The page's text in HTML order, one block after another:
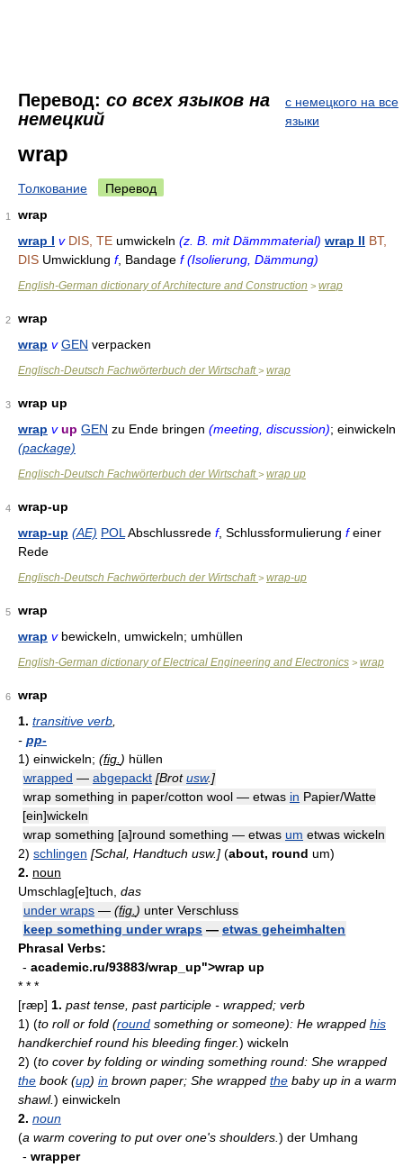
Перевод: со всех языков на
немецкий
с немецкого на все
языки
wrap
Толкование Перевод
1
wrap
wrap I v DIS, TE umwickeln (z. B. mit Dämmmaterial) wrap II BT,
DIS Umwicklung f, Bandage f (Isolierung, Dämmung)
English-German dictionary of Architecture and Construction > wrap
2
wrap
wrap v GEN verpacken
Englisch-Deutsch Fachwörterbuch der Wirtschaft> wrap
3
wrap up
wrap v up GEN zu Ende bringen (meeting, discussion); einwickeln
(package)
Englisch-Deutsch Fachwörterbuch der Wirtschaft> wrap up
4
wrap-up
wrap-up (AE) POL Abschlussrede f, Schlussformulierung feiner
Rede
Englisch-Deutsch Fachwörterbuch der Wirtschaft> wrap-up
5
wrap
wrap vbewickeln, umwickeln; umhüllen
English-German dictionary of Electrical Engineering and Electronics > wrap
6
wrap
1. transitive verb
- pp-
1) einwickeln; (fig. ) hüllen
wrapped — abgepackt [Brotusw.]
wrap something in paper/cotton wool — etwas in Papier/Watte
[ein]wickeln
wrap something [a]round something — etwas um etwas wickeln
2) schlingen [Schal, Handtuch usw.] (about, round um)
2. noun
Umschlag[e]tuch, das
under wraps — (fig. ) unter Verschluss
keep something under wraps — etwas geheimhalten
Phrasal Verbs:
- academic.ru/93883/wrap_up">wrap up
* * *
[ræp] 1. past tense, past participle - wrapped; verb
1) (to roll or fold (round something or someone): He wrapped his
handkerchief round his bleeding finger.) wickeln
2) (to cover by folding or winding something round: She wrapped
the book (up) in brown paper; She wrapped the baby up in a warm
shawl.) einwickeln
2. noun
(a warm covering to put over one's shoulders. ) der Umhang
- wrapper